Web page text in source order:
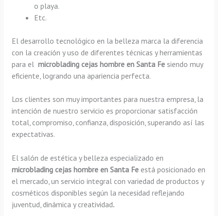
o playa.
Etc.
El desarrollo tecnológico en la belleza marca la diferencia
con la creación y uso de diferentes técnicas y herramientas
para el microblading cejas hombre en Santa Fesiendo muy
eficiente, logrando una apariencia perfecta.
Los clientes son muy importantes para nuestra empresa, la
intención de nuestro servicio es proporcionar satisfacción
total, compromiso, confianza, disposición, superando así las
expectativas.
El salón de estética y belleza especializado en
microblading cejas hombre en Santa Feestá posicionado en
el mercado, un servicio integral con variedad de productos y
cosméticos disponibles según la necesidad reflejando
juventud, dinámica y creatividad.